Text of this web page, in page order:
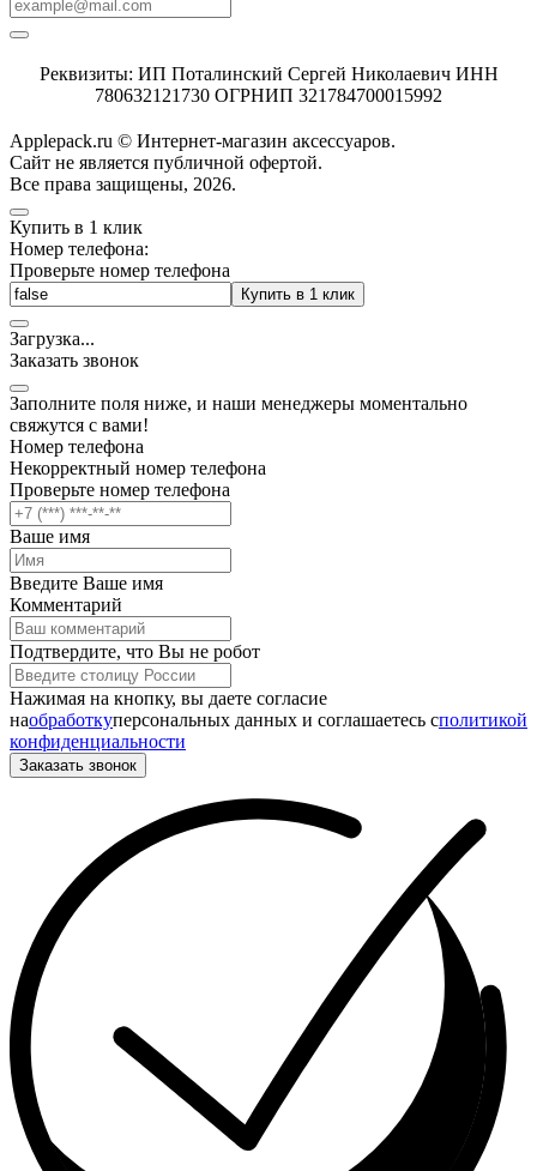
Реквизиты: ИП Поталинский Сергей Николаевич ИНН
780632121730 ОГРНИП 321784700015992
Applepack.ru © Интернет-магазин аксессуаров.
Cайт не является публичной офертой.
Все права защищены, 2026.
Купить в 1 клик
Номер телефона:
Проверьте номер телефона
Купить в 1 клик
Загрузка...
Заказать звонок
Заполните поля ниже, и наши менеджеры моментально
свяжутся с вами!
Номер телефона
Некорректный номер телефона
Проверьте номер телефона
Ваше имя
Введите Ваше имя
Комментарий
Подтвердите, что Вы не робот
Нажимая на кнопку, вы даете согласие
наобработкуперсональных данных и соглашаетесь cполитикой
конфиденциальности
Заказать звонок